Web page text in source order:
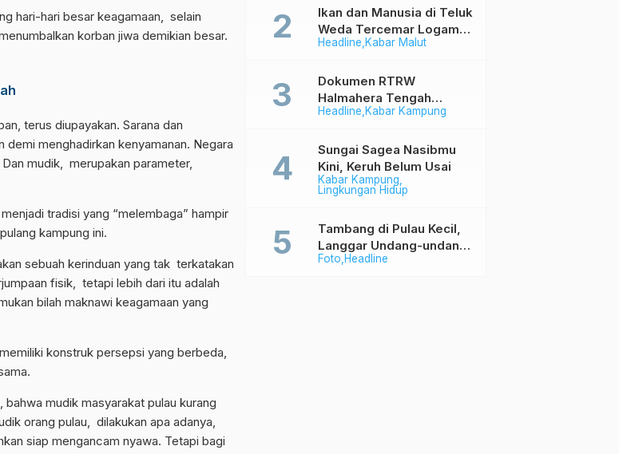
hari-hari besar keagamaan, selain
korban jiwa demikian besar.
terus diupayakan. Sarana dan
menghadirkan kenyamanan. Negara
mudik, merupakan parameter,
tradisi yang “melembaga” hampir
kampung ini.
sebuah kerinduan yang tak terkatakan
fisik, tetapi lebih dari itu adalah
bilah maknawi keagamaan yang
konstruk persepsi yang berbeda,
mudik masyarakat pulau kurang
orang pulau, dilakukan apa adanya,
siap mengancam nyawa. Tetapi bagi
Headline Kabar Malut
Ikan dan Manusia di Teluk
Weda Tercemar Logam
Berbahaya
Headline Kabar Kampung
Dokumen RTRW
Halmahera Tengah
Memihak Industri (1)
Kabar Kampung
Lingkungan Hidup
Sungai Sagea Nasibmu
Kini, Keruh Belum Usai
Foto Headline
Tambang di Pulau Kecil,
Langgar Undang-undang
Tapi Aman Saja